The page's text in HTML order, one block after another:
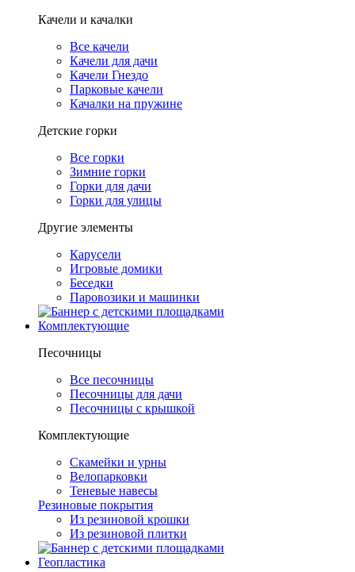
Качели и качалки
Все качели
Качели для дачи
Качели Гнездо
Парковые качели
Качалки на пружине
Детские горки
Все горки
Зимние горки
Горки для дачи
Горки для улицы
Другие элементы
Карусели
Игровые домики
Беседки
Паровозики и машинки
Комплектующие
Песочницы
Все песочницы
Песочницы для дачи
Песочницы с крышкой
Комплектующие
Скамейки и урны
Велопарковки
Теневые навесы
Резиновые покрытия
Из резиновой крошки
Из резиновой плитки
Геопластика